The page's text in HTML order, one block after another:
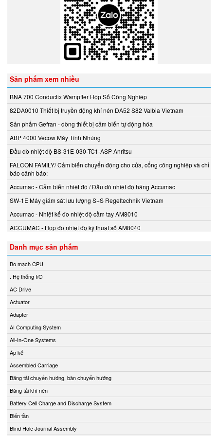
Elster/ Honeywell
Endress+Hauser
ENERDOOR
Engler Vietnam
Enolgas
EPCOS Vietnam
Erhardt-leimer
Erichsen Vietnam
Etatronds Việt Nam
Euchner
Eurotherm
Eurovent
EXOR
EY
EYC Tech
FAIRCHILD
FANOX
Festo Vietnam
Finetek
Firetrol Vietnam
Fischer
Fisher-Emerson
Flender
Flir
FLIR
Flowline Vietnam
FLOWMETER
Fluke Process Instrument
Sản phẩm xem nhiều
BNA 700 Conductix Wampfler Hộp Số Công Nghiệp
82DA0010 Thiết bị truyền động khí nén DA52 S82 Valbia Vietnam
Sản phẩm Gefran - dòng thiết bị cảm biến tự động hóa
ABP 4000 Vecow Máy Tính Nhúng
Đầu dò nhiệt độ BS-31E-030-TC1-ASP Anritsu
FALCON FAMILY/ Cảm biến chuyển động cho cửa, cổng công nghiệp và chỉ
báo cảnh báo:
Accumac - Cảm biến nhiệt độ / Đầu dò nhiệt độ hãng Accumac
SW-1E Máy giám sát lưu lượng S+S Regeltechnik Vietnam
Accumac - Nhiệt kế đo nhiệt độ cầm tay AM8010
ACCUMAC - Hộp đo nhiệt độ kỹ thuật số AM8040
Danh mục sản phẩm
Bo mạch CPU
. Hệ thống I/O
AC Drive
Actuator
Adapter
AI Computing System
All-In-One Systems
Áp kế
Assembled Carriage
Băng tải chuyển hướng, bàn chuyển hướng
Băng tải khí nén
Battery Cell Charge and Discharge System
Biến tần
Blind Hole Journal Assembly